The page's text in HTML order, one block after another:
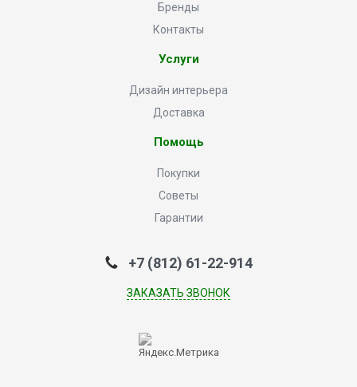
Бренды
Контакты
Услуги
Дизайн интерьера
Доставка
Помощь
Покупки
Советы
Гарантии
+7 (812) 61-22-914
ЗАКАЗАТЬ ЗВОНОК